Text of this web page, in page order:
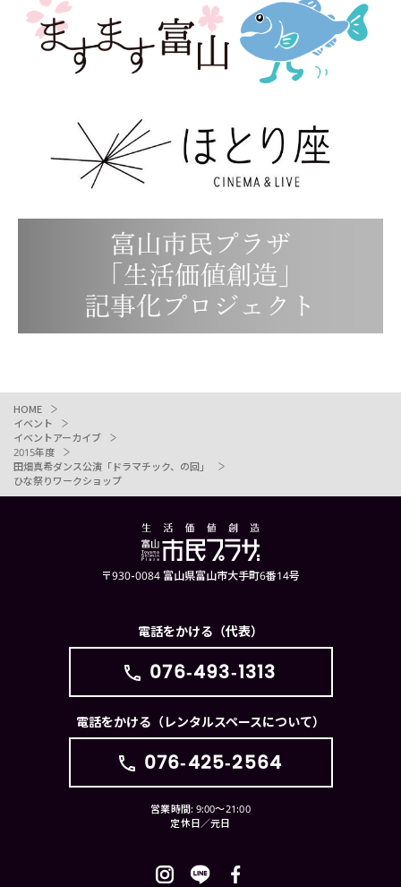
HOME
イベント
イベントアーカイブ
2015年度
田畑真希ダンス公演「ドラマチック、の回」
ひな祭りワークショップ
〒930-0084 富山県富山市大手町6番14号
電話をかける（代表）
076-493-1313
電話をかける（レンタルスペースについて）
076-425-2564
営業時間: 9:00〜21:00
定休日／元日